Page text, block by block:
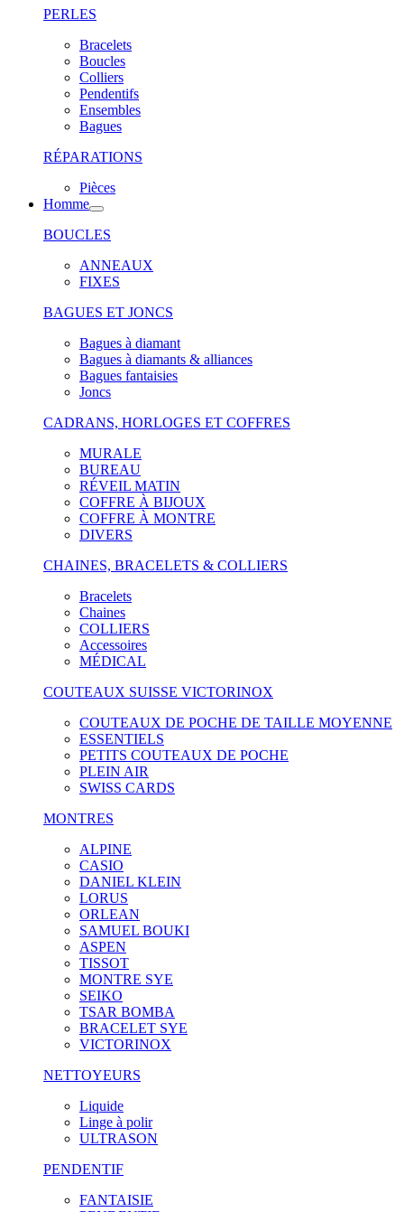
PERLES
Bracelets
Boucles
Colliers
Pendentifs
Ensembles
Bagues
RÉPARATIONS
Pièces
Homme
BOUCLES
ANNEAUX
FIXES
BAGUES ET JONCS
Bagues à diamant
Bagues à diamants & alliances
Bagues fantaisies
Joncs
CADRANS, HORLOGES ET COFFRES
MURALE
BUREAU
RÉVEIL MATIN
COFFRE À BIJOUX
COFFRE À MONTRE
DIVERS
CHAINES, BRACELETS & COLLIERS
Bracelets
Chaines
COLLIERS
Accessoires
MÉDICAL
COUTEAUX SUISSE VICTORINOX
COUTEAUX DE POCHE DE TAILLE MOYENNE
ESSENTIELS
PETITS COUTEAUX DE POCHE
PLEIN AIR
SWISS CARDS
MONTRES
ALPINE
CASIO
DANIEL KLEIN
LORUS
ORLEAN
SAMUEL BOUKI
ASPEN
TISSOT
MONTRE SYE
SEIKO
TSAR BOMBA
BRACELET SYE
VICTORINOX
NETTOYEURS
Liquide
Linge à polir
ULTRASON
PENDENTIF
FANTAISIE